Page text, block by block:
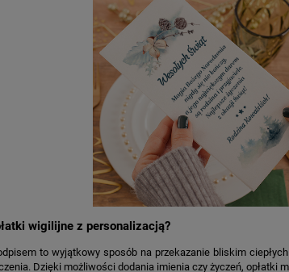
GIRLANDA BIAŁE PIÓRKA ZE ZŁOTEM
4,30 zł
Cena regularna:7,30 zł
Najniższa cena:7,30 zł
DO KOSZYKA
wigilijne z personalizacją?
to wyjątkowy sposób na przekazanie bliskim
Dzięki możliwości dodania imienia czy życzeń, opłatki